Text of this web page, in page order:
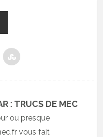
: TRUCS DE MEC
ou presque
vous fait